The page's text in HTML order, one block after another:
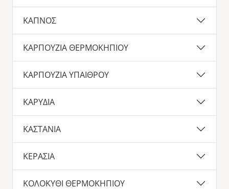
ΚΑΠΝΟΣ
ΚΑΡΠΟΥΖΙΑ ΘΕΡΜΟΚΗΠΙΟΥ
ΚΑΡΠΟΥΖΙΑ ΥΠΑΙΘΡΟΥ
ΚΑΡΥΔΙΑ
ΚΑΣΤΑΝΙΑ
ΚΕΡΑΣΙΑ
ΚΟΛΟΚΥΘΙ ΘΕΡΜΟΚΗΠΙΟΥ